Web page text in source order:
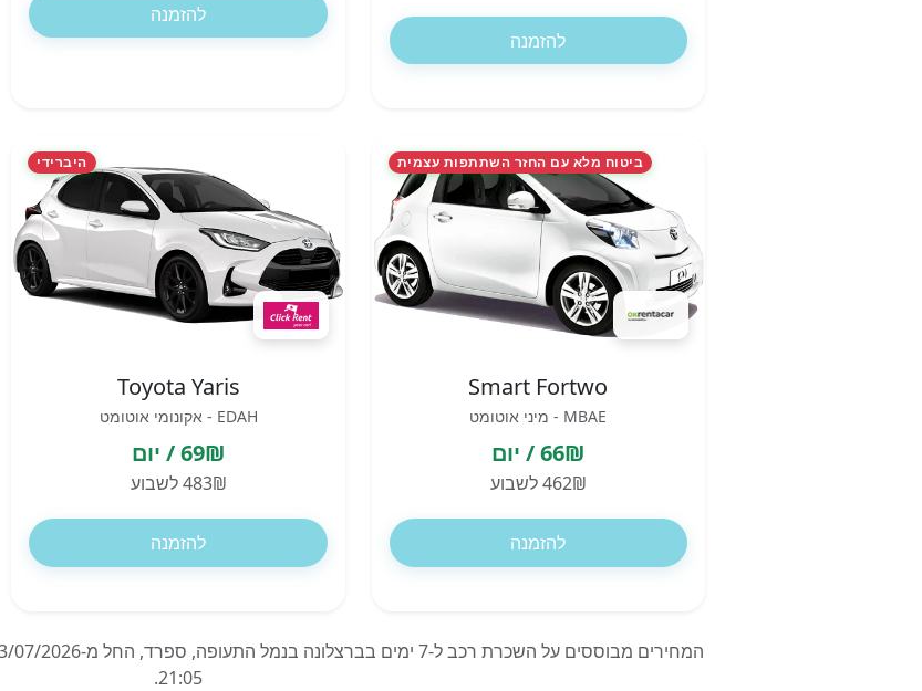
להזמנה
להזמנה
ביטוח מלא עם החזר השתתפות עצמית
Smart Fortwo
MBAE - מיני אוטומט
66₪ / יום
462₪ לשבוע
להזמנה
היברידי
Toyota Yaris
EDAH - אקונומי אוטומט
69₪ / יום
483₪ לשבוע
להזמנה
21:05.